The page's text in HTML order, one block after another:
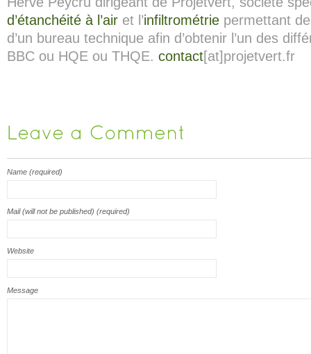
d’étanchéité à l’air et l’infiltrométrie permettant
d’un bureau technique afin d’obtenir l’un des
BBC ou HQE ou THQE. contact[at]projetvert.fr
Name (required)
Mail (will not be published) (required)
Website
Message